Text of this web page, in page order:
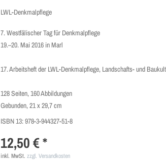
LWL-Denkmalpflege
7. Westfälischer Tag für Denkmalpflege
19.–20. Mai 2016 in Marl
17. Arbeitsheft der LWL-Denkmalpflege, Landschafts- und
128 Seiten, 160 Abbildungen
Gebunden, 21 x 29,7 cm
ISBN 13:978-3-944327-51-8
12,50 € *
inkl. MwSt.zzgl. Versandkosten